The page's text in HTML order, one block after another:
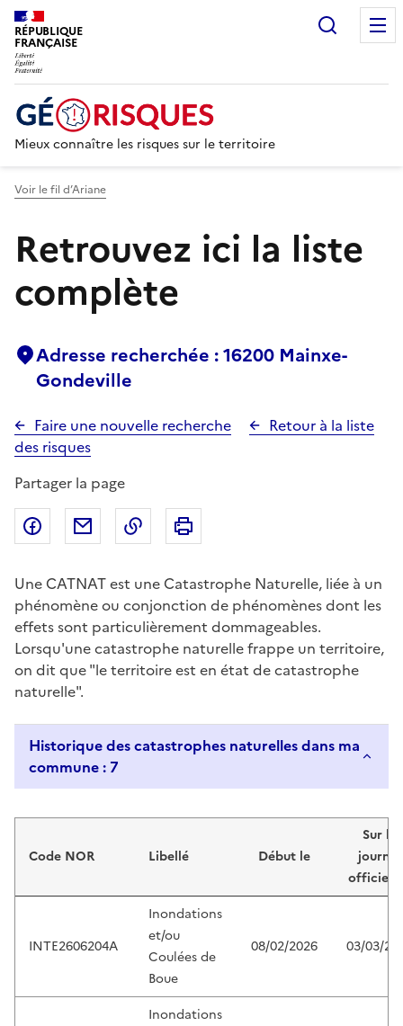
RÉPUBLIQUE
FRANÇAISE
Mieux connaître les risques sur le territoire
Voir le fil d’Ariane
Retrouvez ici la liste
complète
Adresse recherchée : 16200 Mainxe-
Gondeville
Faire une nouvelle recherche
Retour à la liste
des risques
Partager la page
Partager sur Facebook
Partager par emailCopier dans le presse-papier
Une CATNAT est une Catastrophe Naturelle, liée à un
phénomène ou conjonction de phénomènes dont les
effets sont particulièrement dommageables.
Lorsqu'une catastrophe naturelle frappe un territoire,
on dit que "le territoire est en état de catastrophe
naturelle".
Historique des catastrophes naturelles dans ma
commune : 7
Code NOR Libellé Début le
Sur le
journal
officiel
INTE2606204A
Inondations
et/ou
Coulées de
Boue
08/02/2026 03/03/
Inondations